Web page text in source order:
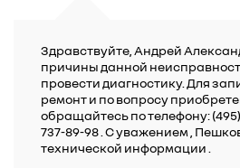
Здравствуйте, Андрей
причины данной
провести диагностику. Для
ремонт и по вопросу
обращайтесь по телефону:
737-89-98 . C уважением ,
технической информации .